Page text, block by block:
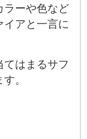
ラーや色など
イアと一言に
てはまるサフ
。